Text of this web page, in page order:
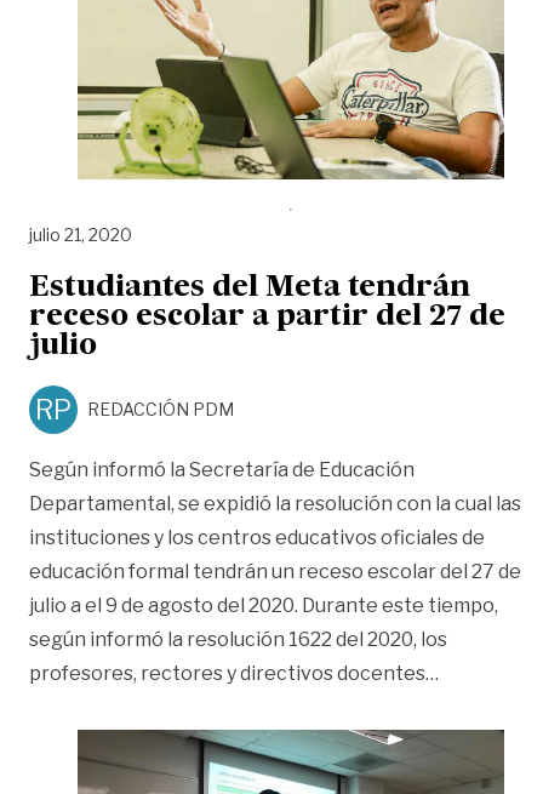
julio 21, 2020
Estudiantes del Meta tendrán
receso escolar a partir del 27 de
julio
RP REDACCIÓN PDM
Según informó la Secretaría de Educación
Departamental, se expidió la resolución con la cual las
instituciones y los centros educativos oficiales de
educación formal tendrán un receso escolar del 27 de
julio a el 9 de agosto del 2020. Durante este tiempo,
según informó la resolución 1622 del 2020, los
profesores, rectores y directivos docentes…